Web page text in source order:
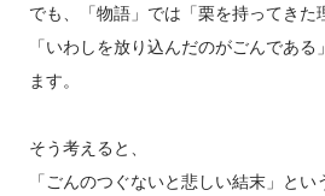
でも、「物語」では「栗を持ってきた
「いわしを放り込んだのがごんであ
ます。
そう考えると、
「ごんのつぐないと悲しい結末」とい